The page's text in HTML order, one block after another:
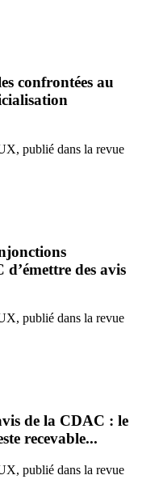
confrontées au
publié dans la revue
des avis
publié dans la revue
de la CDAC : le
recevable...
publié dans la revue